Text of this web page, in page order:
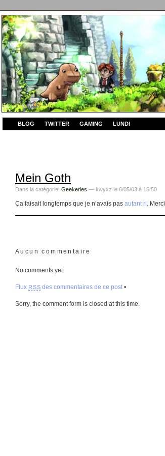
BLOG TWITTER GAMING LUNDI
Mein Goth
Dans la catégorie: Geekeries — kwyxz le 6/05/03 à 15:50
Ça faisait longtemps que je n’avais pas autant ri. Merci
Aucun commentaire
No comments yet.
Flux RSS des commentaires de ce post•
Sorry, the comment form is closed at this time.